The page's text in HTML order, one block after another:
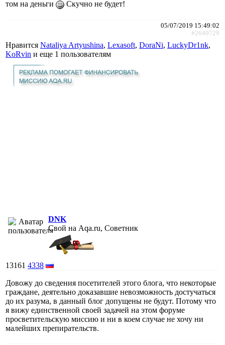
том на деньги
Скучно не будет!
05/07/2019 15:49:02
#2649729
Нравится Nataliya Artyushina, Lexasoft, DoraNi, LuckyDr1nk,
KoRvin и еще 1 пользователям
DNK
Свой на Aqa.ru, Советник
13161 4338
Довожу до сведения посетителей этого блога, что некоторые
граждане, деятельно доказавшие невозможность достучаться
до их разума, в данный блог допущены не будут. Потому что
я вижу единственной своей задачей на этом форуме
просветительскую миссию и ни в коем случае не хочу ни
малейших препирательств.